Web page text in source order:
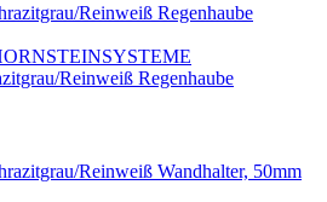
Reinweiß Regenhaube